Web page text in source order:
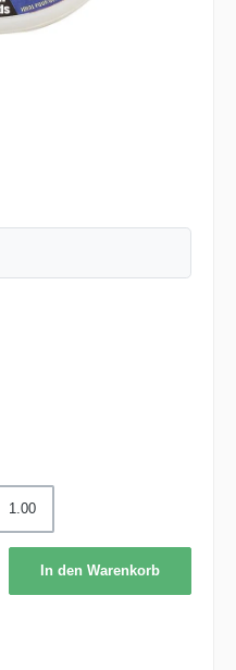
1.00
In den Warenkorb